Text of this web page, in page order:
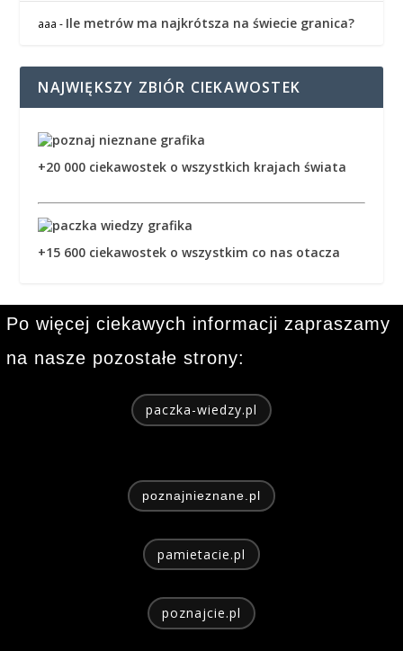
aaa - Ile metrów ma najkrótsza na świecie granica?
NAJWIĘKSZY ZBIÓR CIEKAWOSTEK
+20 000 ciekawostek o wszystkich krajach świata
+15 600 ciekawostek o wszystkim co nas otacza
Po więcej ciekawych informacji zapraszamy
na nasze pozostałe strony:
paczka-wiedzy.pl
poznajnieznane.pl
pamietacie.pl
poznajcie.pl